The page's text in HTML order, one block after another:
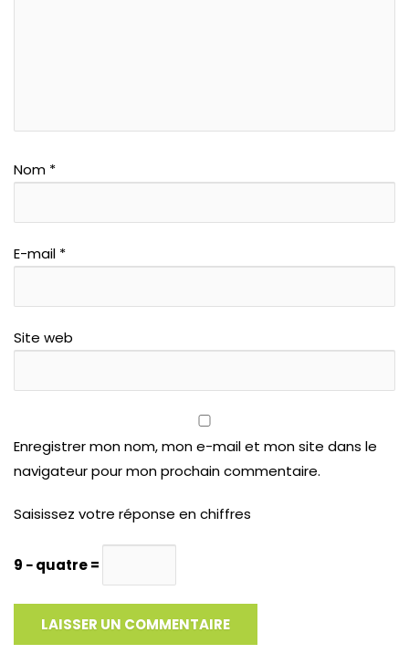
Nom *
E-mail *
Site web
Enregistrer mon nom, mon e-mail et mon site dans le
navigateur pour mon prochain commentaire.
Saisissez votre réponse en chiffres
9 − quatre =